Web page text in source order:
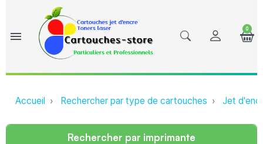
menu
0
Accueil Rechercher par type de cartouches Jet
Rechercher par imprimante